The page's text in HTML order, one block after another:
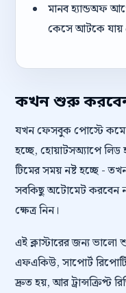
মানব হ্যান্ডঅফ
কেসে আটকে যায়
কখন শুরু
যখন ফেসবুক পোস্টে কমেন্ট
হচ্ছে, হোয়াটসঅ্যাপে লিড
টিমের সময় নষ্ট হচ্ছে -
সবকিছু অটোমেট করবেন
ক্ষেত্র নিন।
এই ক্লাস্টারের জন্য ভালো
এফএকিউ, সাপোর্ট
দ্রুত হয়, আর ট্রান্সক্রিপ্ট